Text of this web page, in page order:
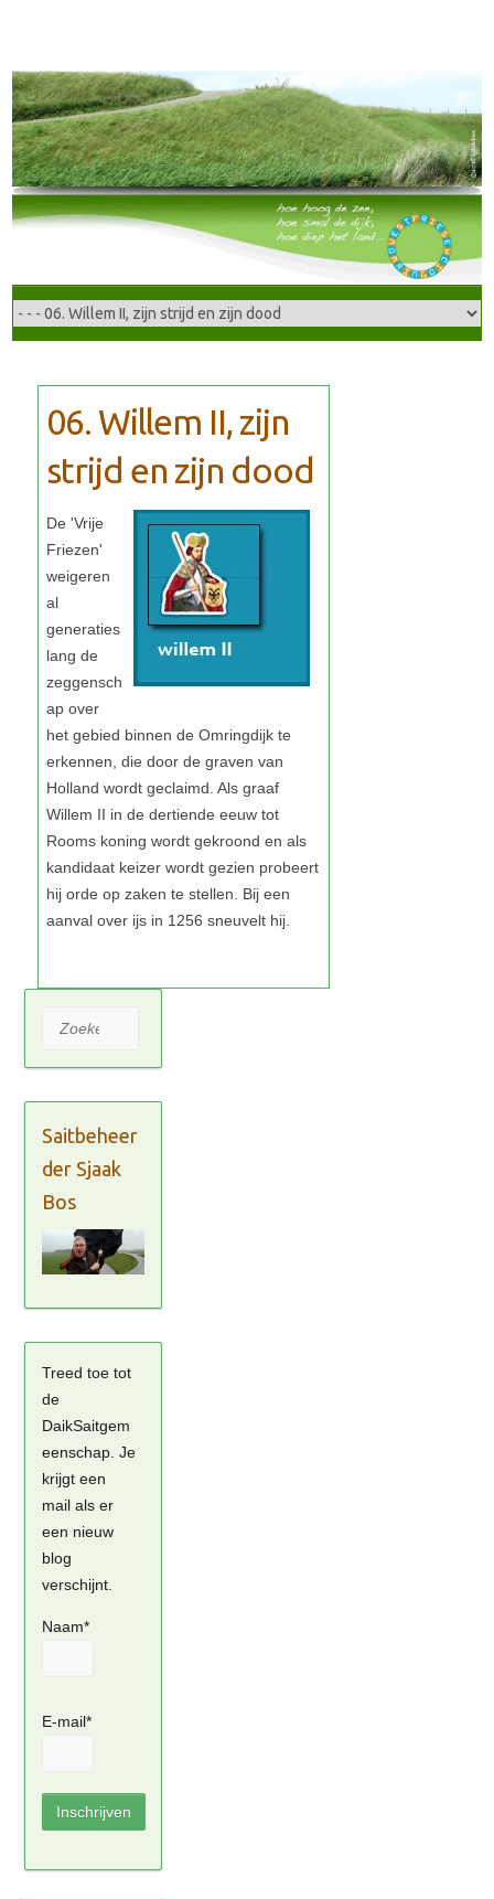
Zoeken
Saitbeheer
der Sjaak
Bos
Treed toe tot
de
DaikSaitgem
eenschap. Je
krijgt een
mail als er
een nieuw
blog
verschijnt.
Naam*
E-mail*